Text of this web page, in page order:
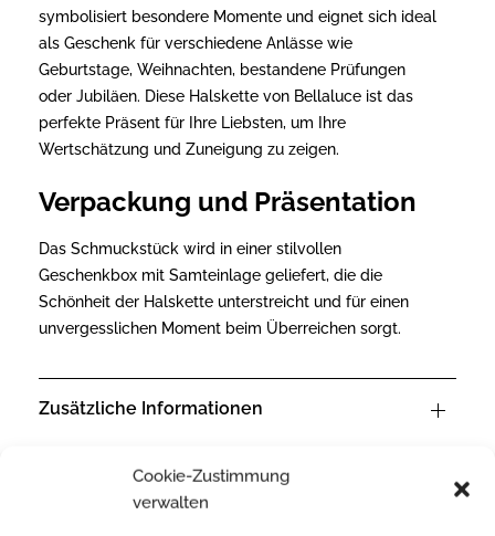
Cookie-Zustimmung
verwalten
symbolisiert besondere Momente und eignet sich ideal
als Geschenk für verschiedene Anlässe wie
Geburtstage, Weihnachten, bestandene Prüfungen
oder Jubiläen. Diese Halskette von Bellaluce ist das
perfekte Präsent für Ihre Liebsten, um Ihre
Wertschätzung und Zuneigung zu zeigen.
Verpackung und Präsentation
Das Schmuckstück wird in einer stilvollen
Geschenkbox mit Samteinlage geliefert, die die
Schönheit der Halskette unterstreicht und für einen
unvergesslichen Moment beim Überreichen sorgt.
Zusätzliche Informationen